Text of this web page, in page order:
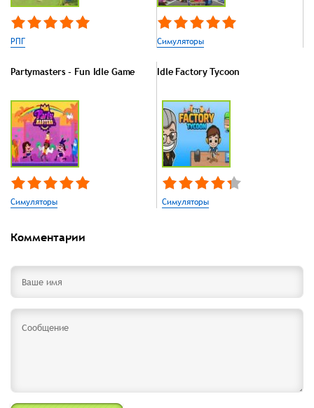
РПГ Симуляторы
Partymasters - Fun Idle Game
Симуляторы
Idle Factory Tycoon
Симуляторы
Комментарии